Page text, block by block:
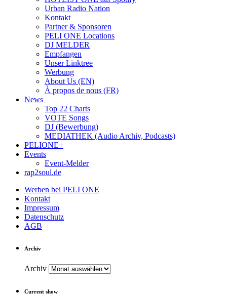
Urban Radio Nation
Kontakt
Partner & Sponsoren
PELI ONE Locations
DJ MELDER
Empfangen
Unser Linktree
Werbung
About Us (EN)
À propos de nous (FR)
News
Top 22 Charts
VOTE Songs
DJ (Bewerbung)
MEDIATHEK (Audio Archiv, Podcasts)
PELIONE+
Events
Event-Melder
rap2soul.de
Werben bei PELI ONE
Kontakt
Impressum
Datenschutz
AGB
Archiv
Archiv
Current show